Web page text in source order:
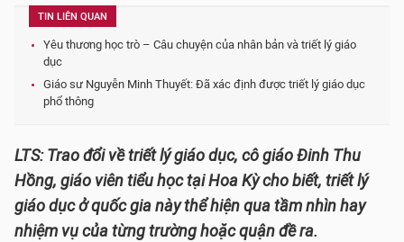
TIN LIÊN QUAN
Yêu thương học trò – Câu chuyện của nhân bản và triết lý giáo
dục
Giáo sư Nguyễn Minh Thuyết: Đã xác định được triết lý giáo dục
phổ thông
LTS: Trao đổi về triết lý giáo dục, cô giáo Đinh Thu
Hồng, giáo viên tiểu học tại Hoa Kỳ cho biết, triết lý
giáo dục ở quốc gia này thể hiện qua tầm nhìn hay
nhiệm vụ của từng trường hoặc quận đề ra.